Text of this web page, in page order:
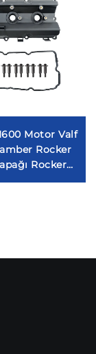
Motor Valf
Rocker
Rocker